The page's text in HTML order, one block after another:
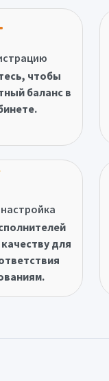
чтобы
баланс в
для